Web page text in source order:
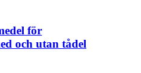
för
och utan tådel